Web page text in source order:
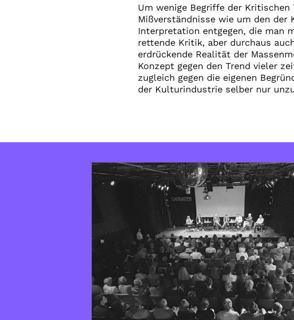
Um wenige Begriffe der
Mißverständnisse wie um den
Interpretation entgegen, die man
rettende Kritik, aber durchaus
erdrückende Realität der
Konzept gegen den Trend vieler
zugleich gegen die eigenen
der Kulturindustrie selber nur